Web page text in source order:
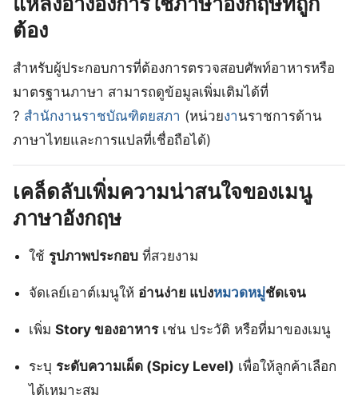
ต้อง
สำหรับผู้ประกอบการที่ต้องการตรวจสอบศัพท์อาหารหรือ
มาตรฐานภาษา สามารถดูข้อมูลเพิ่มเติมได้ที่
? สำนักงานราชบัณฑิตยสภา (หน่วยงานราชการด้าน
ภาษาไทยและการแปลที่เชื่อถือได้)
เคล็ดลับเพิ่มความน่าสนใจของเมนู
ภาษาอังกฤษ
ใช้ รูปภาพประกอบ ที่สวยงาม
จัดเลย์เอาต์เมนูให้ อ่านง่าย แบ่งหมวดหมู่ชัดเจน
เพิ่มStory ของอาหารเช่น ประวัติ หรือที่มาของเมนู
ระบุ ระดับความเผ็ด (Spicy Level) เพื่อให้ลูกค้าเลือก
ได้เหมาะสม